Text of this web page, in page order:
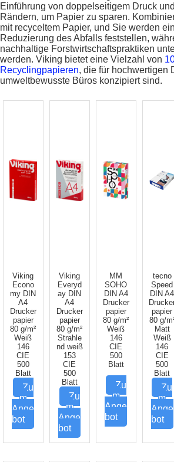
Einführung von doppelseitigem Druck
Rändern, um Papier zu sparen.
mit recyceltem Papier, und Sie werden
Reduzierung des Abfalls feststellen,
nachhaltige Forstwirtschaftspraktiken
werden. Viking bietet eine Vielzahl von
Recyclingpapieren, die für hochwertigen
umweltbewusste Büros konzipiert sind.
Viking
Econo
my DIN
A4
Drucker
papier
80 g/m²
Weiß
146
CIE
500
Blatt
Zu
m
Ange
bot
Viking
Everyd
ay DIN
A4
Drucker
papier
80 g/m²
Strahle
nd weiß
153
CIE
500
Blatt
Zu
m
Ange
bot
MM
SOHO
DIN A4
Drucker
papier
80 g/m²
Weiß
146
CIE
500
Blatt
Zu
m
Ange
bot
tecno
Speed
DIN A4
papier
80 g/
Matt
Weiß
146
CIE
500
Blatt
Zu
m
Ange
bot